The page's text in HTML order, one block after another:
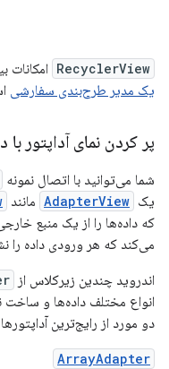
RecyclerView امکانات
یک مدیر طرح‌بندی سفارشی
پر کردن نمای آداپتور با
شما می‌توانید با اتصال نمونه
یک AdapterView مانند
که داده‌ها را از یک منبع
می‌کند که هر ورودی داده را
اندروید چندین زیرکلاس از
انواع مختلف داده‌ها و ساخت
دو مورد از رایج‌ترین
ArrayAdapter